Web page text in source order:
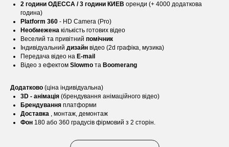
2 години ОДЕССА / 3 години КИЕВ оренди (+ 4000 додаткова
година)
Platform 360 - HD Camera (Pro)
Необмежена кількість готових відео
Веселий та привітний помічник
Індивідуальний дизайн відео (2d графіка, музика)
Передача відео на E-mail
Відео з ефектом Slowmo та Boomerang
Додатково (ціна індивідуальна)
3D - анімація (брендування анімаційного відео)
Брендування платформи
Доставка , монтаж, демонтаж
Фон 180 або 360 градусів фірмовий з 2 сторін.